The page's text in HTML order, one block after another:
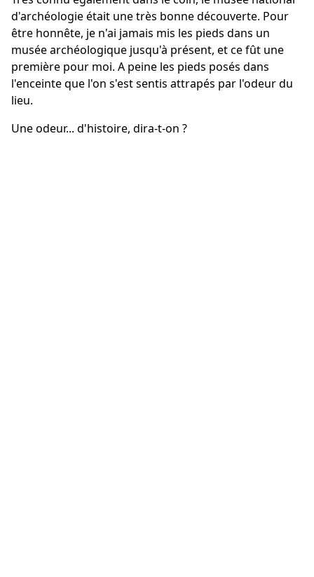
d'archéologie était une très bonne découverte. Pour
être honnête, je n'ai jamais mis les pieds dans un
musée archéologique jusqu'à présent, et ce fût une
première pour moi. A peine les pieds posés dans
l'enceinte que l'on s'est sentis attrapés par l'odeur du
lieu.
Une odeur... d'histoire, dira-t-on ?